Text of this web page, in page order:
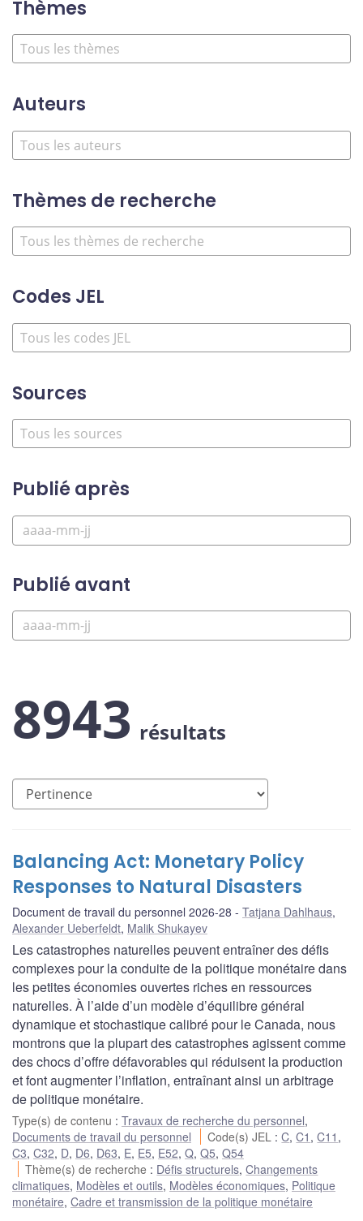
Thèmes
Auteurs
Thèmes de recherche
Codes JEL
Sources
Publié après
Publié avant
8943 résultats
Balancing Act: Monetary Policy
Responses to Natural Disasters
Document de travail du personnel 2026-28 Tatjana Dahlhaus,
Alexander Ueberfeldt, Malik Shukayev
Les catastrophes naturelles peuvent entraîner des défis
complexes pour la conduite de la politique monétaire dans
les petites économies ouvertes riches en ressources
naturelles. À l’aide d’un modèle d’équilibre général
dynamique et stochastique calibré pour le Canada, nous
montrons que la plupart des catastrophes agissent comme
des chocs d’offre défavorables qui réduisent la production
et font augmenter l’inflation, entraînant ainsi un arbitrage
de politique monétaire.
Type(s) de contenu : Travaux de recherche du personnel,
Documents de travail du personnel
Code(s) JEL :C,C1 ,C11 ,
C3, C32, D, D6, D63, E, E5, E52, Q, Q5, Q54
Thème(s) de recherche : Défis structurels,Changements
climatiques, Modèles et outils, Modèles économiques, Politique
monétaire, Cadre et transmission de la politique monétaire